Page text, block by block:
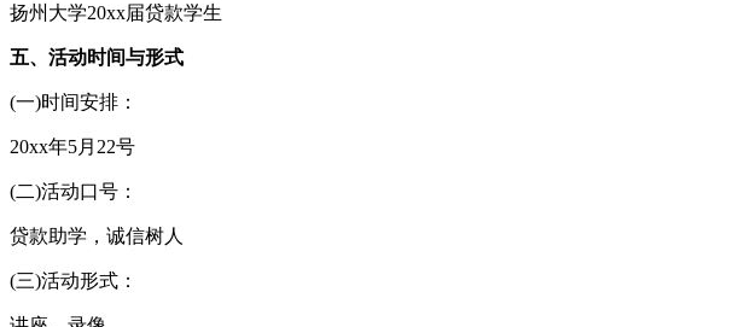
扬州大学20xx届贷款学生
五、活动时间与形式
(一)时间安排：
20xx年5月22号
(二)活动口号：
贷款助学，诚信树人
(三)活动形式：